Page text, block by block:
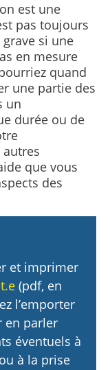
est une
pas toujours
grave si une
en mesure
quand
une partie des
un
durée ou de
que vous
des
et imprimer
(pdf, en
l’emporter
en parler
éventuels à
à la prise